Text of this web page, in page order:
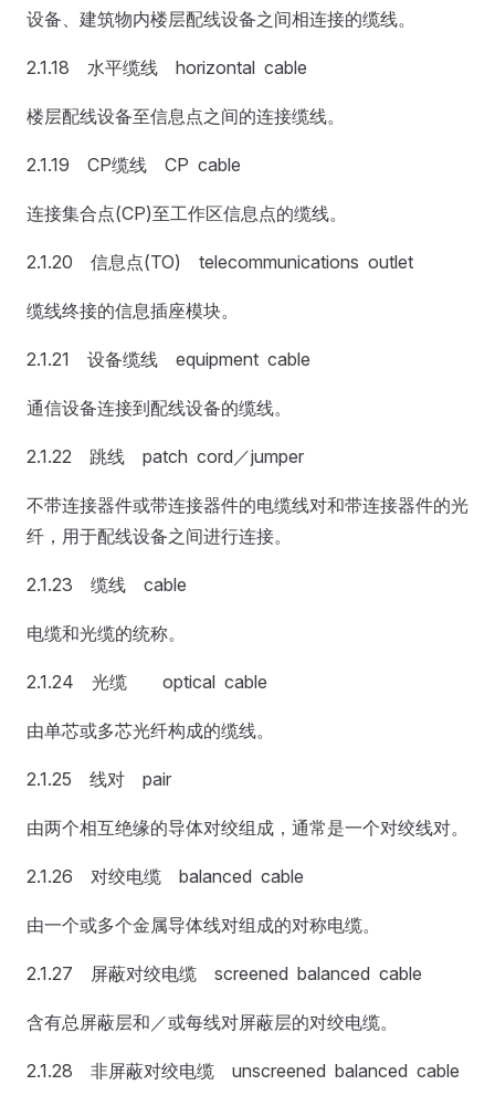
设备、建筑物内楼层配线设备之间相连接的缆线。
2.1.18 水平缆线 horizontal cable
楼层配线设备至信息点之间的连接缆线。
2.1.19 CP缆线 CP cable
连接集合点(CP)至工作区信息点的缆线。
2.1.20 信息点(TO) telecommunications outlet
缆线终接的信息插座模块。
2.1.21 设备缆线 equipment cable
通信设备连接到配线设备的缆线。
2.1.22 跳线 patch cord／jumper
不带连接器件或带连接器件的电缆线对和带连接器件的光
纤，用于配线设备之间进行连接。
2.1.23 缆线 cable
电缆和光缆的统称。
2.1.24 光缆 optical cable
由单芯或多芯光纤构成的缆线。
2.1.25 线对 pair
由两个相互绝缘的导体对绞组成，通常是一个对绞线对。
2.1.26 对绞电缆 balanced cable
由一个或多个金属导体线对组成的对称电缆。
2.1.27 屏蔽对绞电缆 screened balanced cable
含有总屏蔽层和／或每线对屏蔽层的对绞电缆。
2.1.28 非屏蔽对绞电缆 unscreened balanced cable